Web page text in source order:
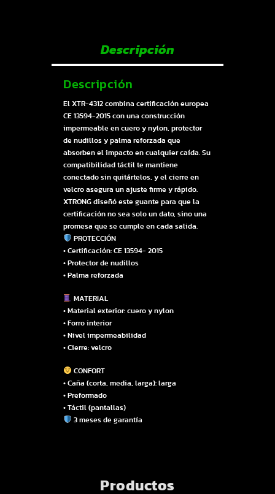
Descripción
Descripción
El XTR-4312 combina certificación europea
CE 13594-2015 con una construcción
impermeable en cuero y nylon, protector
de nudillos y palma reforzada que
absorben el impacto en cualquier caída. Su
compatibilidad táctil te mantiene
conectado sin quitártelos, y el cierre en
velcro asegura un ajuste firme y rápido.
XTRONG diseñó este guante para que la
certificación no sea solo un dato, sino una
promesa que se cumple en cada salida.
PROTECCIÓN
• Certificación: CE 13594- 2015
• Protector de nudillos
• Palma reforzada
MATERIAL
• Material exterior: cuero y nylon
• Forro interior
• Nivel impermeabilidad
• Cierre: velcro
CONFORT
• Caña (corta, media, larga): larga
• Preformado
• Táctil (pantallas)
3 meses de garantía
Productos